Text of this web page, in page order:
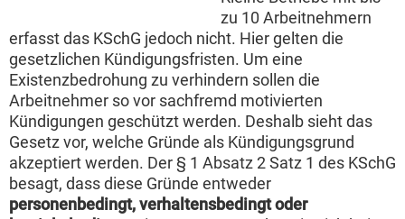
zu 10 Arbeitnehmern
erfasst das KSchG jedoch nicht. Hier gelten die
gesetzlichen Kündigungsfristen. Um eine
Existenzbedrohung zu verhindern sollen die
Arbeitnehmer so vor sachfremd motivierten
Kündigungen geschützt werden. Deshalb sieht das
Gesetz vor, welche Gründe als Kündigungsgrund
akzeptiert werden. Der § 1 Absatz 2 Satz 1 des KSchG
besagt, dass diese Gründe entweder
personenbedingt, verhaltensbedingt oder